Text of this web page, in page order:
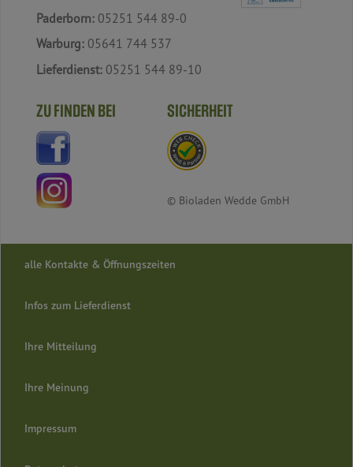
Paderborn: 05251 544 89-0
Warburg: 05641 744 537
Lieferdienst: 05251 544 89-10
ZU FINDEN BEI SICHERHEIT
© Bioladen Wedde GmbH
alle Kontakte & Öffnungszeiten
Infos zum Lieferdienst
Ihre Mitteilung
Ihre Meinung
Impressum